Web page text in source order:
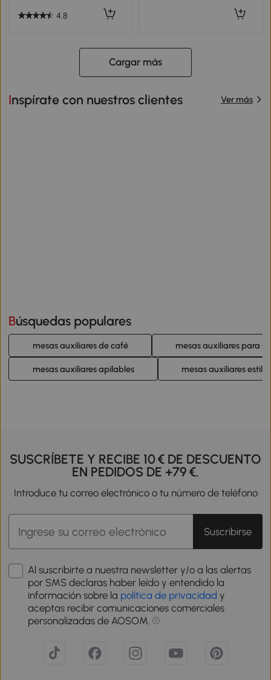
4.8
Cargar más
Inspírate con nuestros clientes Ver más
Búsquedas populares
mesas auxiliares de café mesas auxiliares para
mesas auxiliares apilables mesas auxiliares estilo
SUSCRÍBETE Y RECIBE 10 € DE DESCUENTO
EN PEDIDOS DE +79 €.
Introduce tu correo electrónico o tu número de teléfono
Suscribirse
Al suscribirte a nuestra newsletter y/o a las alertas
por SMS declaras haber leído y entendido la
información sobre la política de privacidad y
aceptas recibir comunicaciones comerciales
personalizadas de AOSOM.